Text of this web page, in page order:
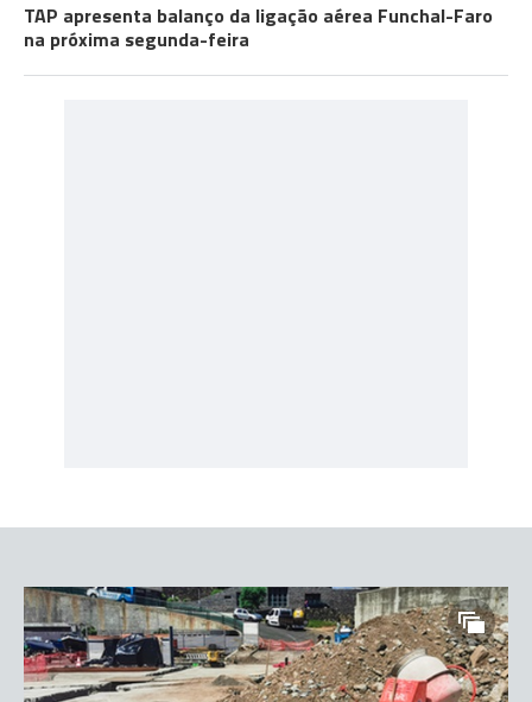
TAP apresenta balanço da ligação aérea Funchal-Faro
na próxima segunda-feira